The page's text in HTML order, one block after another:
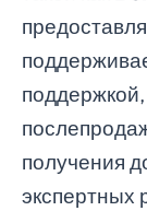
получения
экспертных